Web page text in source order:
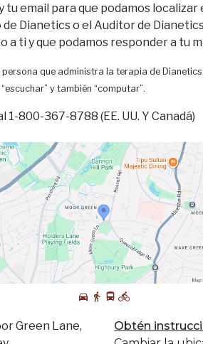
tu email para que podamos localizar
Dianetics o el Auditor de
a ti y que podamos responder a tu
que administra la terapia de
y también “computar”.
1-800-367-8788 (EE. UU. Y Canadá)
Green Lane,
Obtén